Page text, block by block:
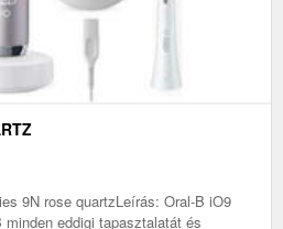
9N rose quartzLeírás: Oral-B iO9
eddigi tapasztalatát és